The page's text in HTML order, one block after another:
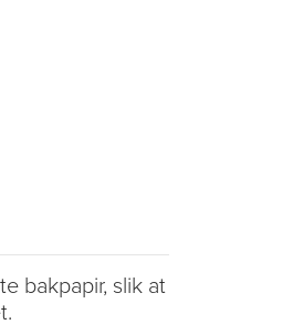
bakpapir, slik at